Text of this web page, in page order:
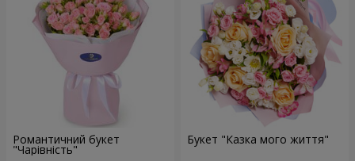
Романтичний букет
"Чарівність"
Букет "Казка мого життя"